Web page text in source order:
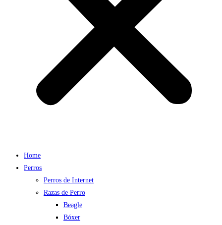
Home
Perros
Perros de Internet
Razas de Perro
Beagle
Bóxer